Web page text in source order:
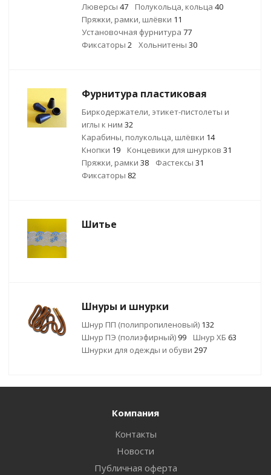
Люверсы 47 Полукольца, кольца 40
Пряжки, рамки, шлёвки 11
Установочная фурнитура 77
Фиксаторы 2 Хольнитены 30
Фурнитура пластиковая
Биркодержатели, этикет-пистолеты и
иглы к ним 32
Карабины, полукольца, шлёвки 14
Кнопки 19 Концевики для шнурков 31
Пряжки, рамки 38 Фастексы 31
Фиксаторы 82
Шитье
Шнуры и шнурки
Шнур ПП (полипропиленовый) 132
Шнур ПЭ (полиэфирный) 99 Шнур ХБ 63
Шнурки для одежды и обуви 297
Компания
Контакты
Новости
Публичная оферта